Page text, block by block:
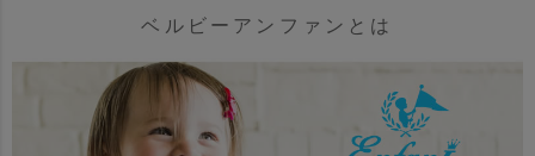
ベルビーアンファンとは